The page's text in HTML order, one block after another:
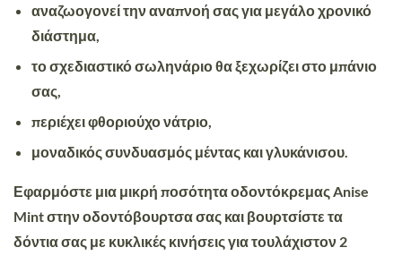
αναζωογονεί την αναπνοή σας για μεγάλο χρονικό
διάστημα,
το σχεδιαστικό σωληνάριο θα ξεχωρίζει στο μπάνιο
σας,
περιέχει φθοριούχο νάτριο,
μοναδικός συνδυασμός μέντας και γλυκάνισου.
Εφαρμόστε μια μικρή ποσότητα οδοντόκρεμας Anise
Mintστην οδοντόβουρτσα σας και βουρτσίστε τα
δόντια σας με κυκλικές κινήσεις για τουλάχιστον 2